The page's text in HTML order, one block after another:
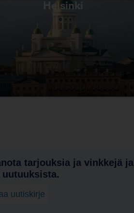
Helsinki
tarjouksia ja vinkkejä ja
uutiskirje